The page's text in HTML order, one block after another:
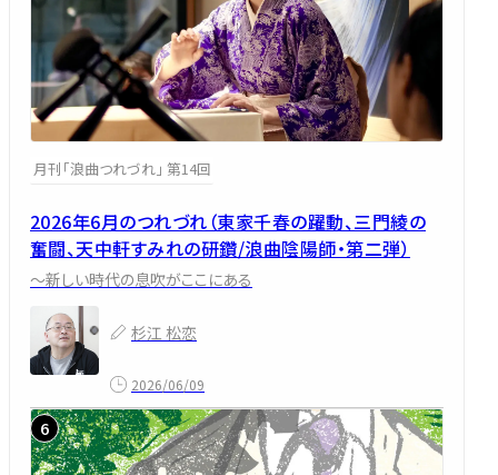
月刊「浪曲つれづれ」 第14回
2026年6月のつれづれ（東家千春の躍動、三門綾の
奮闘、天中軒すみれの研鑽/浪曲陰陽師・第二弾）
～新しい時代の息吹がここにある
杉江 松恋
2026/06/09